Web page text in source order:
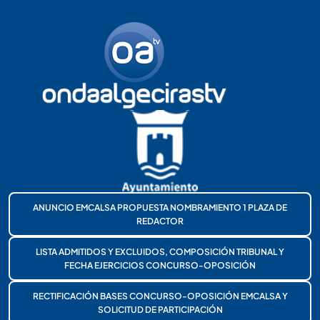
ANUNCIO EMCALSA PROPUESTA NOMBRAMIENTO 1 PLAZA DE
REDACTOR
LISTA ADMITIDOS Y EXCLUIDOS, COMPOSICIÓN TRIBUNAL Y
FECHA EJERCICIOS CONCURSO-OPOSICIÓN
RECTIFICACIÓN BASES CONCURSO-OPOSICIÓN EMCALSA Y
SOLICITUD DE PARTICIPACIÓN